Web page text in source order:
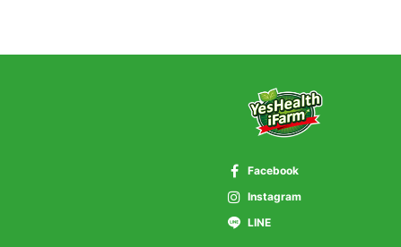
Facebook
Instagram
LINE